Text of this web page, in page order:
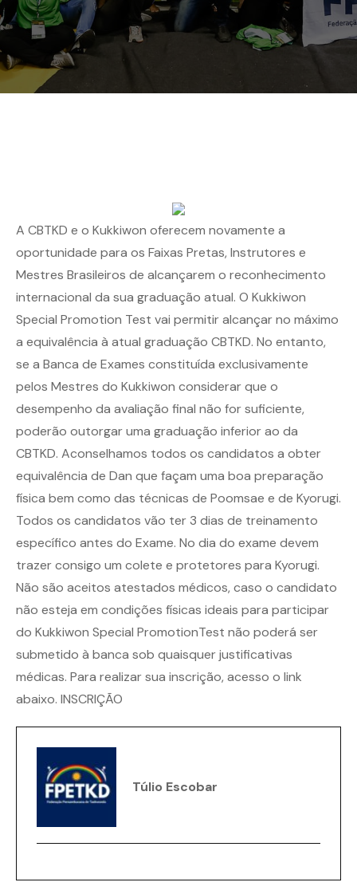
A CBTKD e o Kukkiwon oferecem novamente a
oportunidade para os Faixas Pretas, Instrutores e
Mestres Brasileiros de alcançarem o reconhecimento
internacional da sua graduação atual. O Kukkiwon
Special Promotion Test vai permitir alcançar no máximo
a equivalência à atual graduação CBTKD. No entanto,
se a Banca de Exames constituída exclusivamente
pelos Mestres do Kukkiwon considerar que o
desempenho da avaliação final não for suficiente,
poderão outorgar uma graduação inferior ao da
CBTKD. Aconselhamos todos os candidatos a obter
equivalência de Dan que façam uma boa preparação
física bem como das técnicas de Poomsae e de Kyorugi.
Todos os candidatos vão ter 3 dias de treinamento
específico antes do Exame. No dia do exame devem
trazer consigo um colete e protetores para Kyorugi.
Não são aceitos atestados médicos, caso o candidato
não esteja em condições físicas ideais para participar
do Kukkiwon Special PromotionTest não poderá ser
submetido à banca sob quaisquer justificativas
médicas. Para realizar sua inscrição, acesso o link
abaixo. INSCRIÇÃO
Túlio Escobar